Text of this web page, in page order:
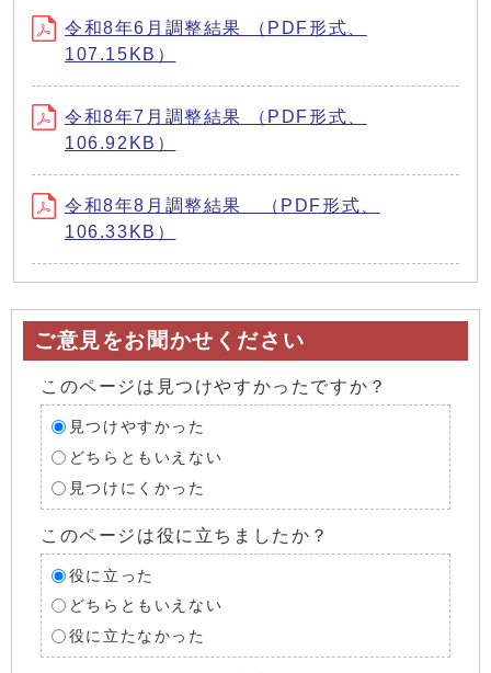
令和8年6月調整結果 （PDF形式、
107.15KB）
令和8年7月調整結果 （PDF形式、
106.92KB）
令和8年8月調整結果 （PDF形式、
106.33KB）
ご意見をお聞かせください
このページは見つけやすかったですか？
見つけやすかった
どちらともいえない
見つけにくかった
このページは役に立ちましたか？
役に立った
どちらともいえない
役に立たなかった